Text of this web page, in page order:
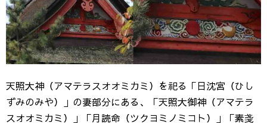
天照大神（アマテラスオオミカミ）を祀る「日沈宮（ひし
ずみのみや）」の妻部分にある、「天照大御神（アマテラ
スオオミカミ）」「月読命（ツクヨミノミコト）」「素戔